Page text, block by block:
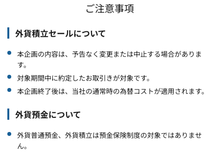
ご注意事項
外貨積立セールについて
本企画の内容は、予告なく変更または中止する場合がありま
す。
対象期間中に約定したお取引きが対象です。
本企画終了後は、当社の通常時の為替コストが適用されます。
外貨預金について
外貨普通預金、外貨積立は預金保険制度の対象ではありませ
ん。